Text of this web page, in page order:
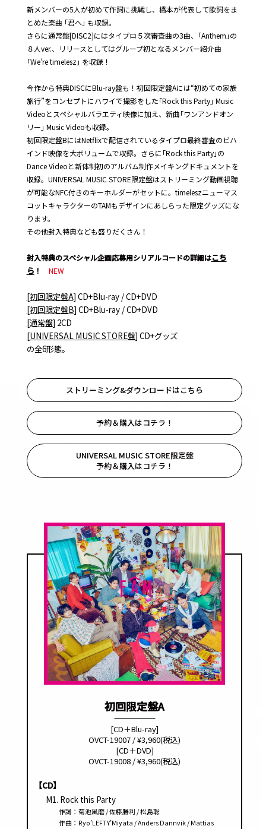
新メンバーの5人が初めて作詞に挑戦し、橋本が代表して歌詞をま
とめた楽曲 ｢君へ｣ も収録。
さらに通常盤[DISC2]にはタイプロ５次審査曲の3曲、｢Anthem｣の
８人ver.、リリースとしてはグループ初となるメンバー紹介曲
｢We’re timelesz｣ を収録！
今作から特典DISCにBlu-ray盤も！初回限定盤Aには“初めての家族
旅行”をコンセプトにハワイで撮影をした｢Rock this Party｣ Music
Videoとスペシャルバラエティ映像に加え、新曲｢ワンアンドオン
リー｣ Music Videoも収録。
初回限定盤BにはNetflixで配信されているタイプロ最終審査のビハ
インド映像を大ボリュームで収録。さらに｢Rock this Party｣の
Dance Videoと新体制初のアルバム制作メイキングドキュメントを
収録。UNIVERSAL MUSIC STORE限定盤はストリーミング動画視聴
が可能なNFC付きのキーホルダーがセットに。timeleszニューマス
コットキャラクターのTAMもデザインにあしらった限定グッズにな
ります。
その他封入特典なども盛りだくさん！
封入特典のスペシャル企画応募用シリアルコードの詳細はこち
ら ！ NEW
[初回限定盤A] CD+Blu-ray / CD+DVD
[初回限定盤B] CD+Blu-ray / CD+DVD
[通常盤] 2CD
[UNIVERSAL MUSIC STORE盤] CD+グッズ
の全6形態。
ストリーミング&ダウンロードはこちら
予約＆購入はコチラ！
UNIVERSAL MUSIC STORE限定盤
予約＆購入はコチラ！
初回限定盤A
[CD＋Blu-ray]
OVCT-19007 / ¥3,960(税込)
[CD＋DVD]
OVCT-19008 / ¥3,960(税込)
【CD】
M1. Rock this Party
作詞：菊池風磨 / 佐藤勝利 / 松島聡
作曲：Ryo’LEFTY’Miyata / Anders Dannvik / Mattias